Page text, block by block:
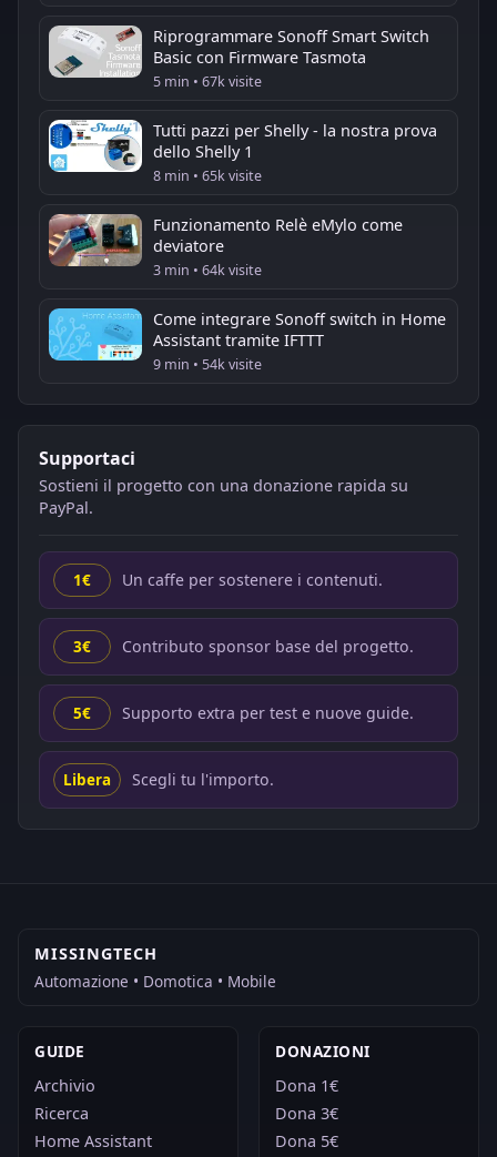
Riprogrammare Sonoff Smart Switch
Basic con Firmware Tasmota
5 min • 67k visite
Tutti pazzi per Shelly - la nostra prova
dello Shelly 1
8 min • 65k visite
Funzionamento Relè eMylo come
deviatore
3 min • 64k visite
Come integrare Sonoff switch in Home
Assistant tramite IFTTT
9 min • 54k visite
Supportaci
Sostieni il progetto con una donazione rapida su
PayPal.
1€ Un caffe per sostenere i contenuti.
3€ Contributo sponsor base del progetto.
5€ Supporto extra per test e nuove guide.
Libera Scegli tu l'importo.
MISSINGTECH
Automazione • Domotica • Mobile
GUIDE
Archivio
Ricerca
Home Assistant
DONAZIONI
Dona 1€
Dona 3€
Dona 5€